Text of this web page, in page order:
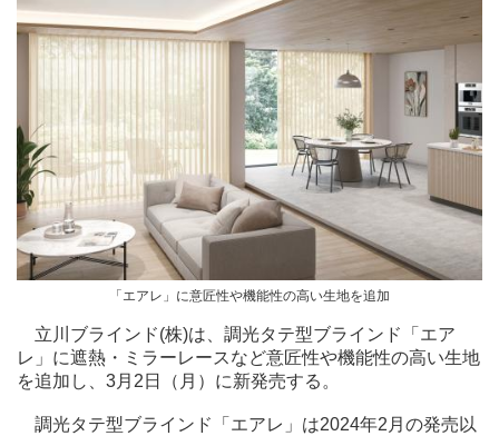
「エアレ」に意匠性や機能性の高い生地を追加
立川ブラインド(株)は、調光タテ型ブラインド「エア
レ」に遮熱・ミラーレースなど意匠性や機能性の高い生地
を追加し、3月2日（月）に新発売する。
調光タテ型ブラインド「エアレ」は2024年2月の発売以